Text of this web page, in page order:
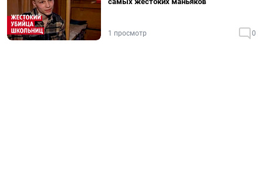
1 просмотр 0